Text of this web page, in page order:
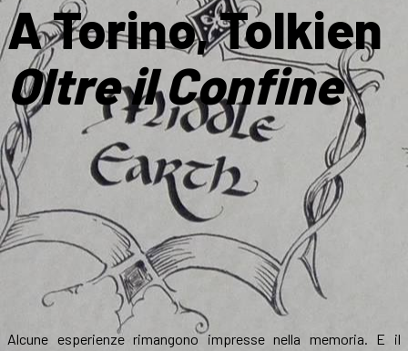
A Torino, Tolkien
Oltre il Confine
Alcune esperienze rimangono impresse nella memoria. E il